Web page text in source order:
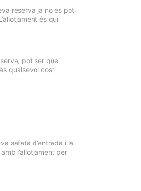
reserva ja no es pot
és qui
pot ser que
qualsevol cost
safata d’entrada i la
l’allotjament per